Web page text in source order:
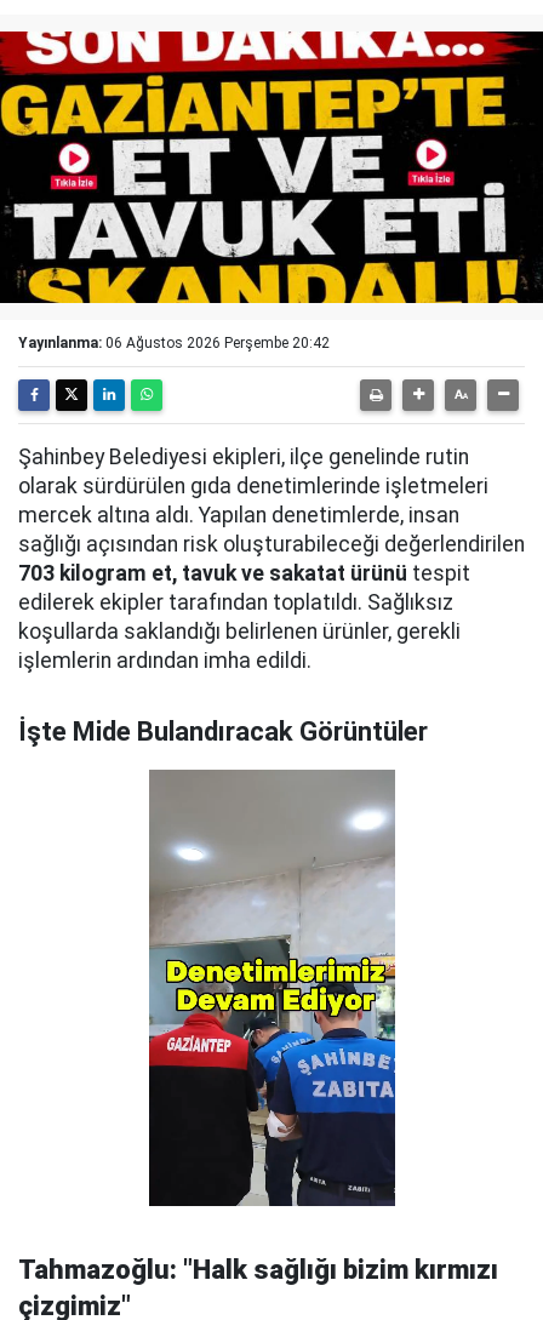
Yayınlanma: 06 Ağustos 2026 Perşembe 20:42
Şahinbey Belediyesi ekipleri, ilçe genelinde rutin
olarak sürdürülen gıda denetimlerinde işletmeleri
mercek altına aldı. Yapılan denetimlerde, insan
sağlığı açısından risk oluşturabileceği değerlendirilen
703 kilogram et, tavuk ve sakatat ürünü tespit
edilerek ekipler tarafından toplatıldı. Sağlıksız
koşullarda saklandığı belirlenen ürünler, gerekli
işlemlerin ardından imha edildi.
İşte Mide Bulandıracak Görüntüler
Tahmazoğlu: "Halk sağlığı bizim kırmızı
çizgimiz"